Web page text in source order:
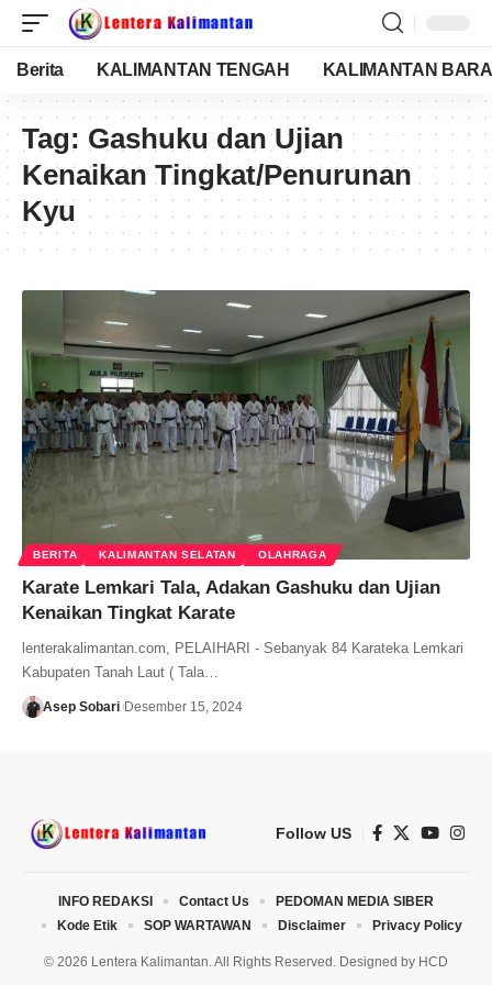
Berita KALIMANTAN TENGAH KALIMANTAN
Tag: Gashuku dan Ujian
Kenaikan Tingkat/Penurunan
Kyu
BERITA KALIMANTAN SELATAN OLAHRAGA
Karate Lemkari Tala, Adakan Gashuku dan Ujian
Kenaikan Tingkat Karate
lenterakalimantan.com, PELAIHARI - Sebanyak 84 Karateka Lemkari
Kabupaten Tanah Laut ( Tala…
Asep Sobari Desember 15, 2024
Follow US
© 2026 Lentera Kalimantan. All Rights Reserved. Designed by HCD
INFO REDAKSI Contact Us
PEDOMAN MEDIA SIBER
Kode Etik
SOP WARTAWAN Disclaimer Privacy Policy